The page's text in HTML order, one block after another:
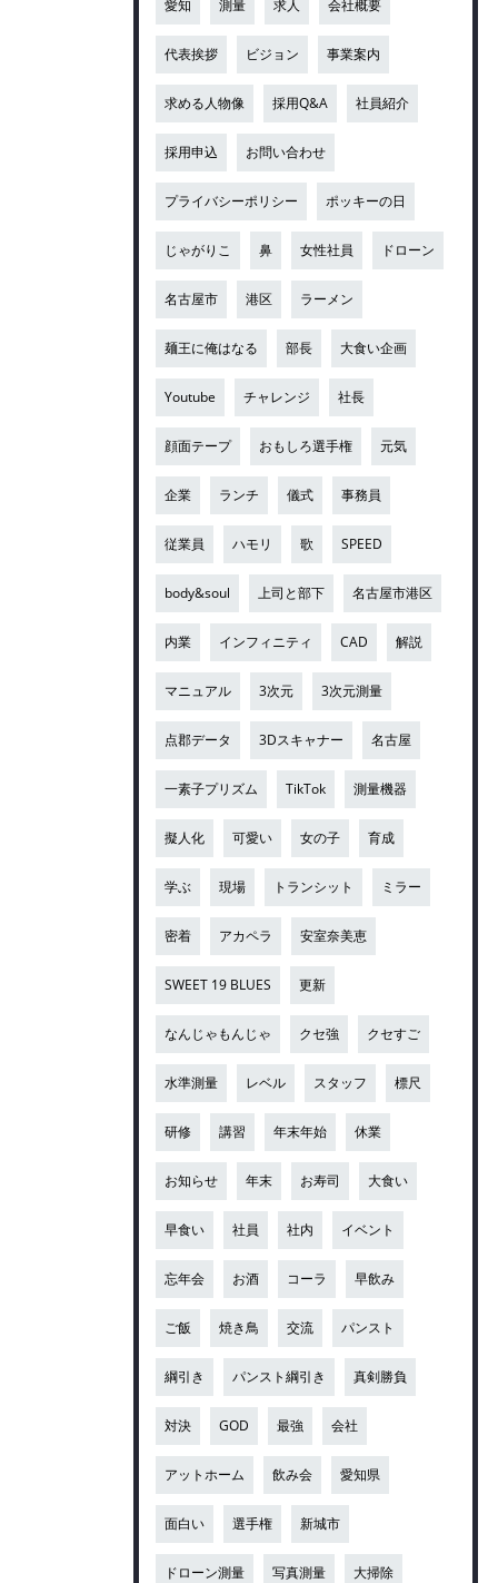
愛知 測量 求人 会社概要
代表挨拶 ビジョン 事業案内
求める人物像 採用Q&A 社員紹介
採用申込 お問い合わせ
プライバシーポリシー ポッキーの日
じゃがりこ 鼻 女性社員 ドローン
名古屋市 港区 ラーメン
麺王に俺はなる 部長 大食い企画
Youtube チャレンジ 社長
顔面テープ おもしろ選手権 元気
企業 ランチ 儀式 事務員
従業員 ハモリ 歌 SPEED
body&soul 上司と部下 名古屋市港区
内業 インフィニティ CAD 解説
マニュアル 3次元 3次元測量
点郡データ 3Dスキャナー 名古屋
一素子プリズム TikTok 測量機器
擬人化 可愛い 女の子 育成
学ぶ 現場 トランシット ミラー
密着 アカペラ 安室奈美恵
SWEET 19 BLUES 更新
なんじゃもんじゃ クセ強 クセすご
水準測量 レベル スタッフ 標尺
研修 講習 年末年始 休業
お知らせ 年末 お寿司 大食い
早食い 社員 社内 イベント
忘年会 お酒 コーラ 早飲み
ご飯 焼き鳥 交流 パンスト
綱引き パンスト綱引き 真剣勝負
対決 GOD 最強 会社
アットホーム 飲み会 愛知県
面白い 選手権 新城市
ドローン測量 写真測量 大掃除